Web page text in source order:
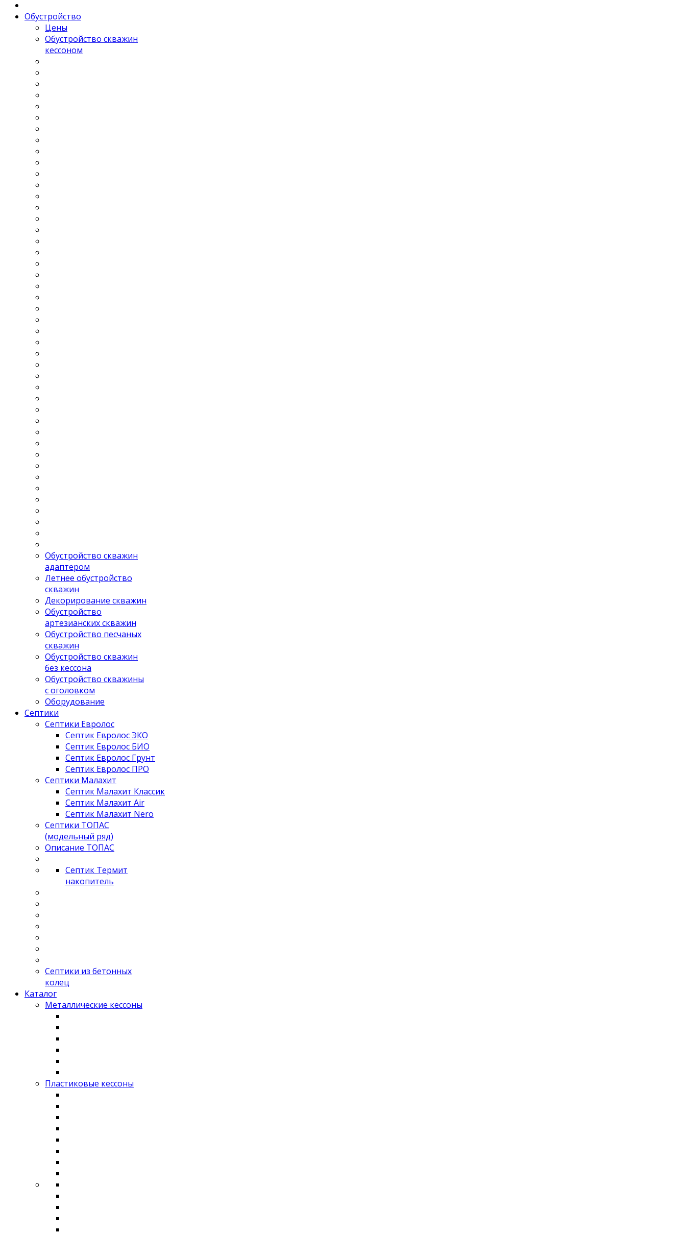
Обустройство
Цены
Обустройство скважин
кессоном
Обустройство скважин
адаптером
Летнее обустройство
скважин
Декорирование скважин
Обустройство
артезианских скважин
Обустройство песчаных
скважин
Обустройство скважин
без кессона
Обустройство скважины
с оголовком
Оборудование
Септики
Септики Евролос
Септик Евролос ЭКО
Септик Евролос БИО
Септик Евролос Грунт
Септик Евролос ПРО
Септики Малахит
Септик Малахит Классик
Септик Малахит Air
Септик Малахит Nero
Септики ТОПАС
(модельный ряд)
Описание ТОПАС
Септик Термит
накопитель
Септики из бетонных
колец
Каталог
Металлические кессоны
Пластиковые кессоны